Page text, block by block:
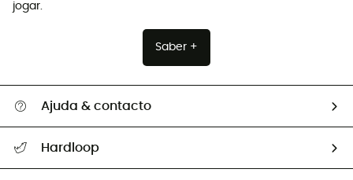
jogar.
Saber +
Ajuda & contacto
Devoluções e reembolsos
Hardloop